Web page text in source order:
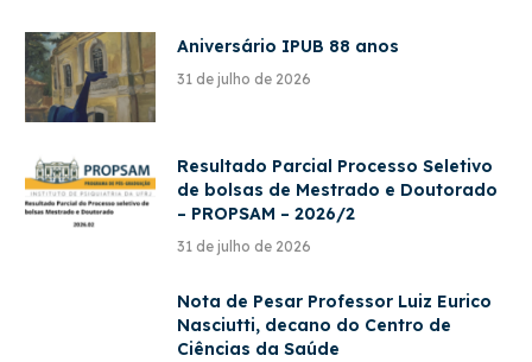
Aniversário IPUB 88 anos
31 de julho de 2026
Resultado Parcial Processo Seletivo
de bolsas de Mestrado e Doutorado
– PROPSAM – 2026/2
31 de julho de 2026
Nota de Pesar Professor Luiz Eurico
Nasciutti, decano do Centro de
Ciências da Saúde